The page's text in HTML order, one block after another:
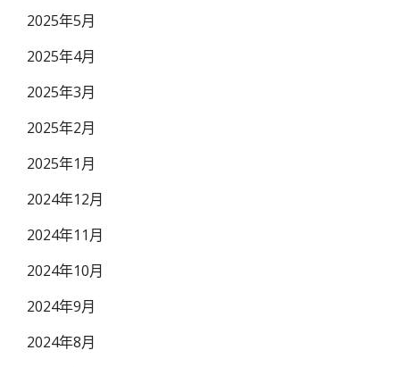
2025年5月
2025年4月
2025年3月
2025年2月
2025年1月
2024年12月
2024年11月
2024年10月
2024年9月
2024年8月